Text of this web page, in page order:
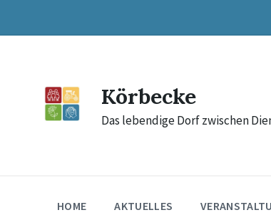
content
main
footer
Körbecke
Das lebendige Dorf zwischen
HOME AKTUELLES